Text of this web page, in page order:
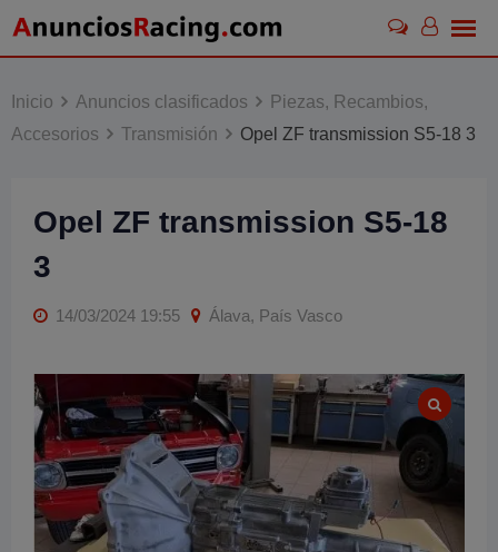
Skip
Inicio
Anuncios clasificados
Piezas, Recambios,
Accesorios
Transmisión Opel ZF transmission S5-18 3
Opel ZF transmission S5-18
3
14/03/2024 19:55 Álava, País Vasco